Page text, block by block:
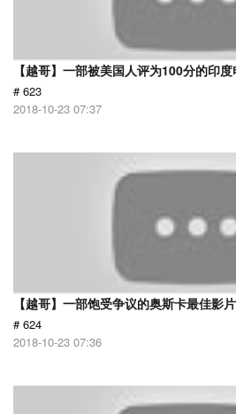
【越哥】一部被美国人评为100分的印
# 623
2018-10-23 07:37
【越哥】一部饱受争议的奥斯卡最佳影
# 624
2018-10-23 07:36